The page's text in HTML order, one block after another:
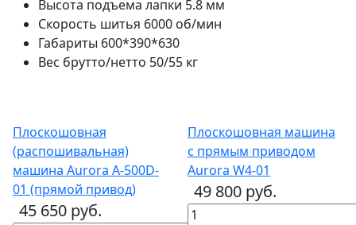
Высота подъема лапки 5.8 мм
Скорость шитья 6000 об/мин
Габариты 600*390*630
Вес брутто/нетто 50/55 кг
Плоскошовная
(распошивальная)
машина Aurora А-500D-
01 (прямой привод)
45 650 руб.
Плоскошовная машина
с прямым приводом
Aurora W4-01
49 800 руб.